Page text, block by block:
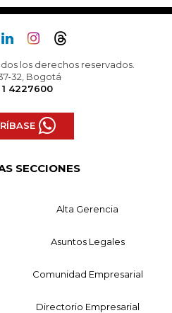
los derechos reservados.
32, Bogotá
1 4227600
SECCIONES
Alta Gerencia
Asuntos Legales
Comunidad Empresarial
Directorio Empresarial